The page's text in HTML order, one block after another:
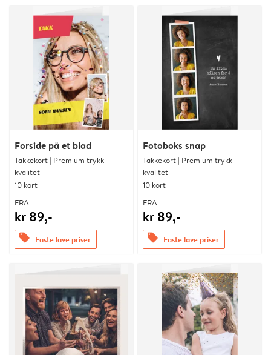
Forside på et blad
Takkekort | Premium trykk-
kvalitet
10 kort
FRA
kr 89,-
offers Faste lave priser
Fotoboks snap
Takkekort | Premium trykk-
kvalitet
10 kort
FRA
kr 89,-
offers Faste lave priser